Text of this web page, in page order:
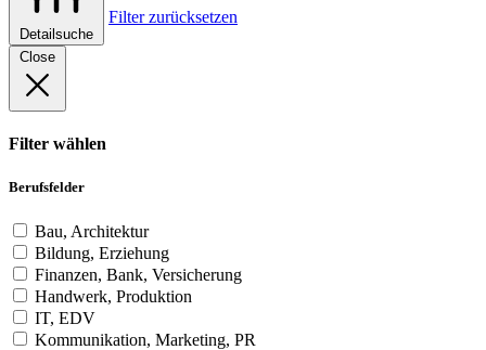
Detailsuche
Filter zurücksetzen
Close
Filter wählen
Berufsfelder
Bau, Architektur
Bildung, Erziehung
Finanzen, Bank, Versicherung
Handwerk, Produktion
IT, EDV
Kommunikation, Marketing, PR